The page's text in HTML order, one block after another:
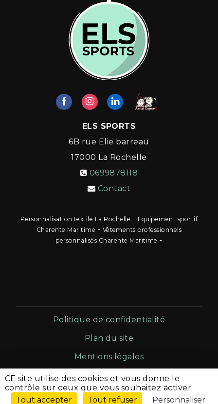
CE site utilise des cookies et vous donne le
contrôle sur ceux que vous souhaitez activer
Tout accepter
Tout refuser Personnaliser
ELS SPORTS
6B rue Elie barreau
17000 La Rochelle
0699878118
Contact
Personnalisation textile La Rochelle - Equipement sportif
Charente Maritime - Vêtements professionnels
personnalisés Charente Maritime -
Politique de confidentialité
Plan du site
Mentions légales
Les photos sont des propriétés intellectuelles, toute
reproduction est interdite.